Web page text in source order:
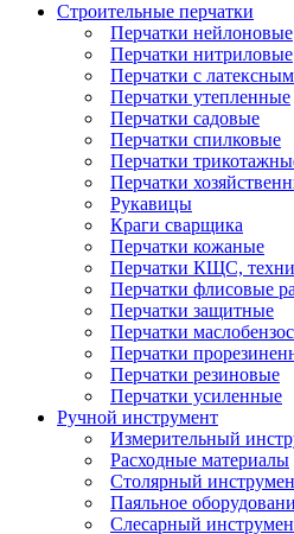
Строительные перчатки
Перчатки нейлоновые
Перчатки нитриловые
Перчатки с
Перчатки утепленные
Перчатки садовые
Перчатки спилковые
Перчатки
Перчатки
Рукавицы
Краги сварщика
Перчатки кожаные
Перчатки КЩС,
Перчатки флисовые
Перчатки защитные
Перчатки
Перчатки
Перчатки резиновые
Перчатки усиленные
Ручной инструмент
Измерительный
Расходные материалы
Столярный
Паяльное
Слесарный